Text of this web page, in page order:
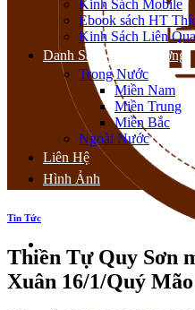
Kinh Sách Mobile
Ebook sách HT
Kinh Sách Liên
Danh Sách Thiền Đường
Trong Nước
Miền Nam
Miền Trung
Miền Bắc
Ngoài Nước
Liên Hệ
Hình Ảnh
Tin Tức
Thiền Tự Quy Sơn
Xuân 16/1/Quý